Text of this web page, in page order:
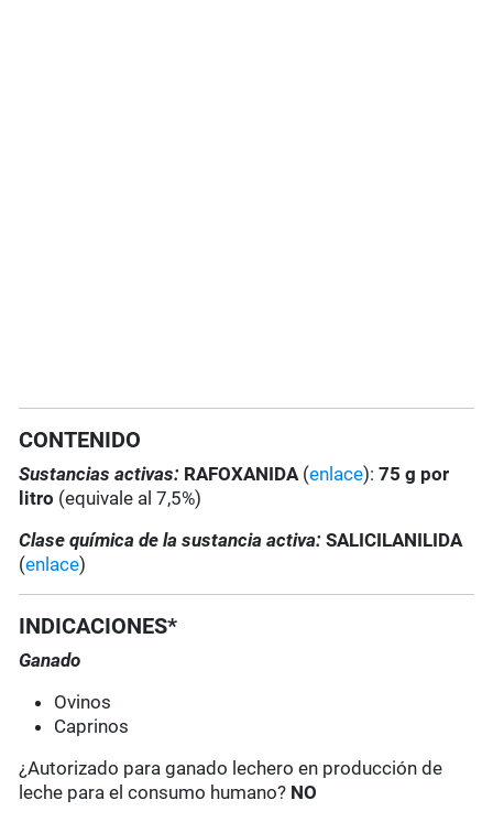
CONTENIDO
Sustancias activas: RAFOXANIDA(enlace):75 g por
litro (equivale al 7,5%)
Clase química de la sustancia activa: SALICILANILIDA
(enlace)
INDICACIONES*
Ganado
Ovinos
Caprinos
¿Autorizado para ganado lechero en producción de
leche para el consumo humano? NO